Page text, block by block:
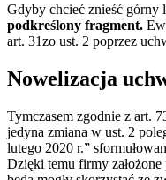
Gdyby chcieć znieść górny
podkreślony fragment.
art. 31zo ust. 2 poprzez
Nowelizacja
Tymczasem zgodnie z art.
jedyna zmiana w ust. 2
lutego 2020 r.”
Dzięki temu firmy